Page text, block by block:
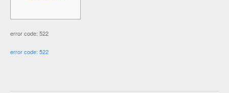
error code: 522
error code: 522